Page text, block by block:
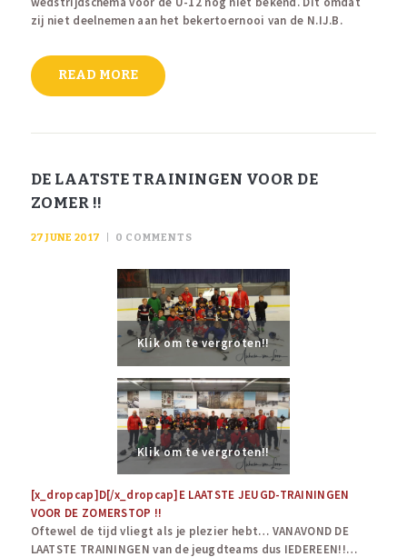
zij niet deelnemen aan het bekertoernooi van de N.IJ.B.
READ MORE
DE LAATSTE TRAININGEN VOOR DE
ZOMER !!
27 JUNE 2017 0 COMMENTS
Klik om te vergroten!!
Klik om te vergroten!!
[x_dropcap]D[/x_dropcap]E LAATSTE JEUGD-TRAININGEN
VOOR DE ZOMERSTOP !!
Oftewel de tijd vliegt als je plezier hebt… VANAVOND DE
LAATSTE TRAININGEN van de jeugdteams dus IEDEREEN!!…